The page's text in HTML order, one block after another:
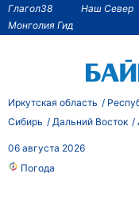
Глагол38 Наш Север
Монголия Гид
Иркутская область
Сибирь
Дальний Восток
06 августа 2026
Погода